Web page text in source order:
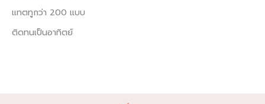
แทตทูกว่า 200 แบบ
ติดทนเป็นอาทิตย์